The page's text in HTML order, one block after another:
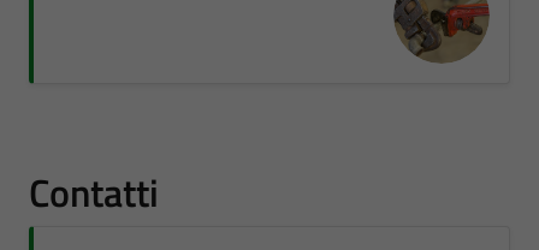
Contatti